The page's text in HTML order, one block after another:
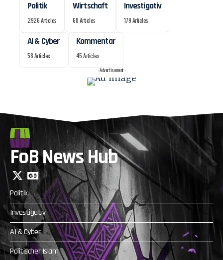
Politik
2926 Articles
Wirtschaft
68 Articles
Investigativ
179 Articles
AI & Cyber
58 Articles
Kommentar
45 Articles
- Advertisement -
FoB News Hub
Politik
Investigativ
AI & Cyber
Politischer Islam